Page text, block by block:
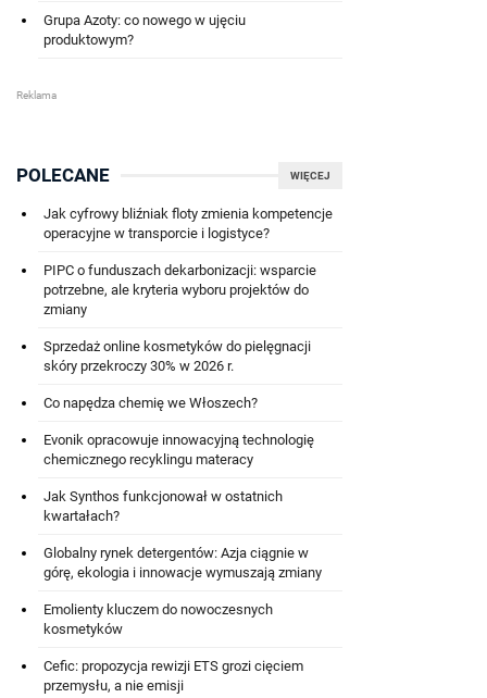
Grupa Azoty: co nowego w ujęciu
produktowym?
WIĘCEJ
POLECANE
Jak cyfrowy bliźniak floty zmienia kompetencje
operacyjne w transporcie i logistyce?
PIPC o funduszach dekarbonizacji: wsparcie
potrzebne, ale kryteria wyboru projektów do
zmiany
Sprzedaż online kosmetyków do pielęgnacji
skóry przekroczy 30% w 2026 r.
Co napędza chemię we Włoszech?
Evonik opracowuje innowacyjną technologię
chemicznego recyklingu materacy
Jak Synthos funkcjonował w ostatnich
kwartałach?
Globalny rynek detergentów: Azja ciągnie w
górę, ekologia i innowacje wymuszają zmiany
Emolienty kluczem do nowoczesnych
kosmetyków
Cefic: propozycja rewizji ETS grozi cięciem
przemysłu, a nie emisji